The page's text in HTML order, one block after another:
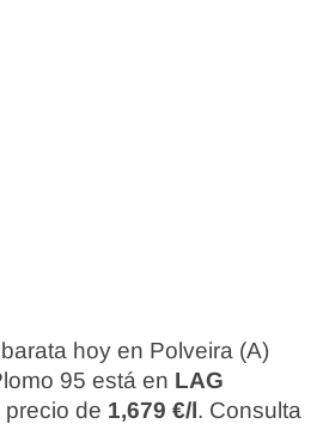
hoy en Polveira (A)
95 está en LAG
precio de 1,679 €/l. Consulta